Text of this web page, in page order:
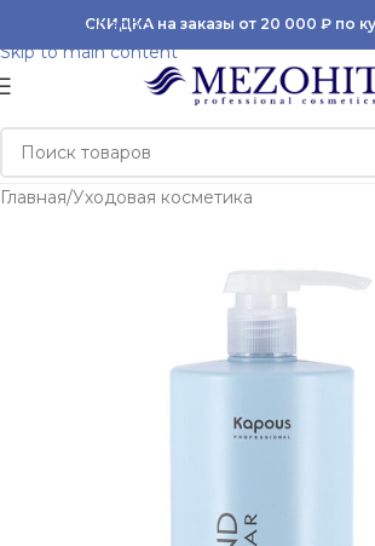
Skip to navigation
Skip to main content
СКИДКА на заказы от 20 000 ₽ по
Главная/Уходовая косметика